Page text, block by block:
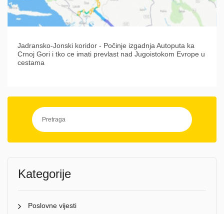
Jadransko-Jonski koridor - Počinje izgadnja Autoputa ka
Crnoj Gori i tko ce imati prevlast nad Jugoistokom Evrope u
cestama
Kategorije
Poslovne vijesti